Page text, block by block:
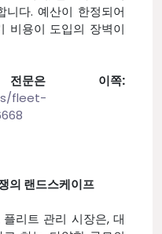
다. 예산이 한정되어
비용이 도입의 장벽이
문은 이쪽:
fleet-
의 랜드스케이프
리트 관리 시장은, 대